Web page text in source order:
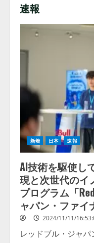
速報
新着 日本 速報
AI技術を駆使し
現と次世代のイ
プログラム「
ャパン・ファイ
2024/11/11/
レッドブル・ジャ